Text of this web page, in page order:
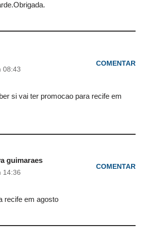
08:43
COMENTAR
si vai ter promocao para recife em
guimaraes
14:36
COMENTAR
recife em agosto